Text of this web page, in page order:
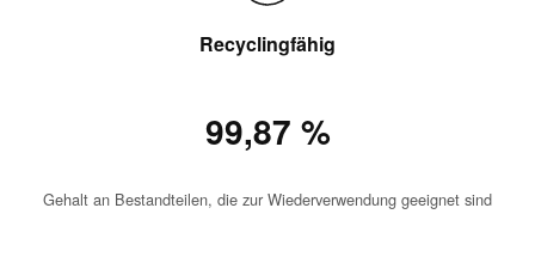
Recyclingfähig
99,87 %
Gehalt an Bestandteilen, die zur Wiederverwendung geeignet sind